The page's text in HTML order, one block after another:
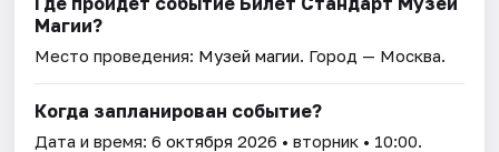
Магии?
Место проведения: Музей магии. Город — Москва.
Когда запланирован событие?
Дата и время:6 октября 2026 • вторник • 10:00.